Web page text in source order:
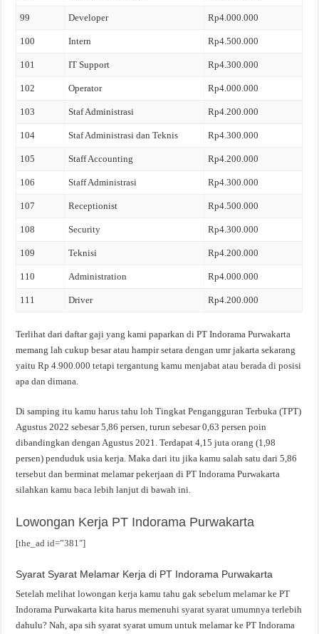
99 Developer Rp4.000.000
100 Intern Rp4.500.000
101 IT Support Rp4.300.000
102 Operator Rp4.000.000
103 Staf Administrasi Rp4.200.000
104 Staf Administrasi dan Teknis Rp4.300.000
105 Staff Accounting Rp4.200.000
106 Staff Administrasi Rp4.300.000
107 Receptionist Rp4.500.000
108 Security Rp4.300.000
109 Teknisi Rp4.200.000
110 Administration Rp4.000.000
111 Driver Rp4.200.000
Terlihat dari daftar gaji yang kami paparkan di PT Indorama Purwakarta
memang lah cukup besar atau hampir setara dengan umr jakarta sekarang
yaitu Rp 4.900.000 tetapi tergantung kamu menjabat atau berada di posisi
apa dan dimana.
Di samping itu kamu harus tahu loh Tingkat Pengangguran Terbuka (TPT)
Agustus 2022 sebesar 5,86 persen, turun sebesar 0,63 persen poin
dibandingkan dengan Agustus 2021. Terdapat 4,15 juta orang (1,98
persen) penduduk usia kerja. Maka dari itu jika kamu salah satu dari 5,86
tersebut dan berminat melamar pekerjaan di PT Indorama Purwakarta
silahkan kamu baca lebih lanjut di bawah ini.
Lowongan Kerja PT Indorama Purwakarta
[the_ad id=”381″]
Syarat Syarat Melamar Kerja di PT Indorama Purwakarta
Setelah melihat lowongan kerja kamu tahu gak sebelum melamar ke PT
Indorama Purwakarta kita harus memenuhi syarat syarat umumnya terlebih
dahulu? Nah, apa sih syarat syarat umum untuk melamar ke PT Indorama